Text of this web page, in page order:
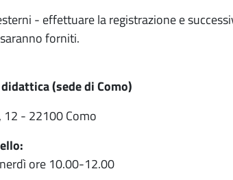
- effettuare la registrazione e
forniti.
(sede di Como)
12 - 22100 Como
ore 10.00-12.00